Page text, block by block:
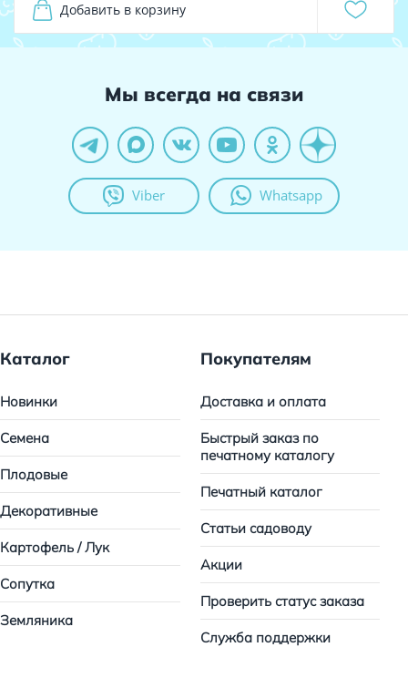
Добавить в корзину
Мы всегда на связи
Viber Whatsapp
Каталог
Новинки
Семена
Плодовые
Декоративные
Картофель / Лук
Сопутка
Земляника
Покупателям
Доставка и оплата
Быстрый заказ по
печатному каталогу
Печатный каталог
Статьи садоводу
Акции
Проверить статус заказа
Служба поддержки